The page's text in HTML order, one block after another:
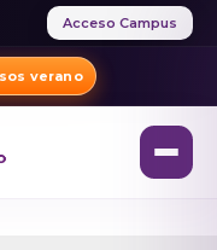
Acceso Campus
verano